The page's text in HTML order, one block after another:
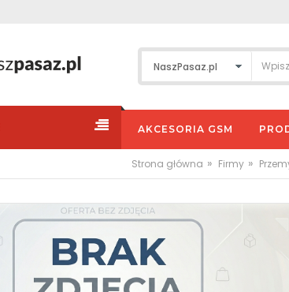
AKCESORIA GSM
Strona główna » Firmy »